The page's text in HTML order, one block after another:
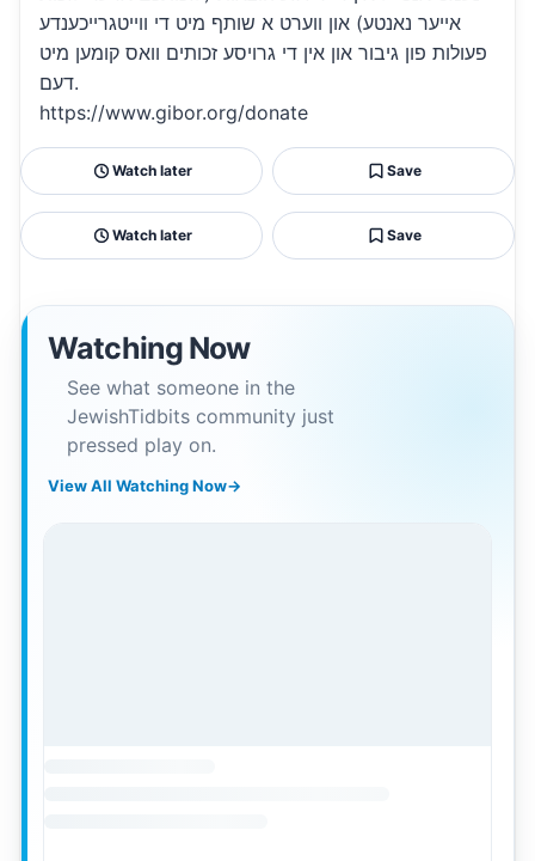
אייער נאנטע) און ווערט א שותף מיט די ווייטגרייכענדע
פעולות פון גיבור און אין די גרויסע זכותים וואס קומען מיט
דעם.
https://www.gibor.org/donate
Watch later Save
Watch later Save
Watching Now
See what someone in the
JewishTidbits community just
pressed play on.
View All Watching Now→